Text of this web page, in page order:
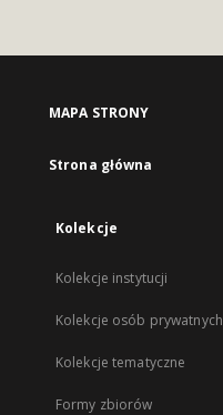
MAPA STRONY
Strona główna
Kolekcje
Kolekcje instytucji
Kolekcje osób prywatnych
Kolekcje tematyczne
Formy zbiorów